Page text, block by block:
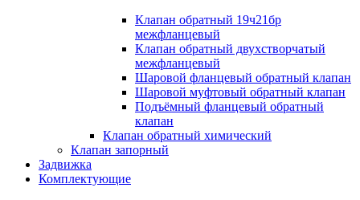
Клапан обратный 19ч21бр
межфланцевый
Клапан обратный двухстворчатый
межфланцевый
Шаровой фланцевый обратный клапан
Шаровой муфтовый обратный клапан
Подъёмный фланцевый обратный
клапан
Клапан обратный химический
Клапан запорный
Задвижка
Комплектующие